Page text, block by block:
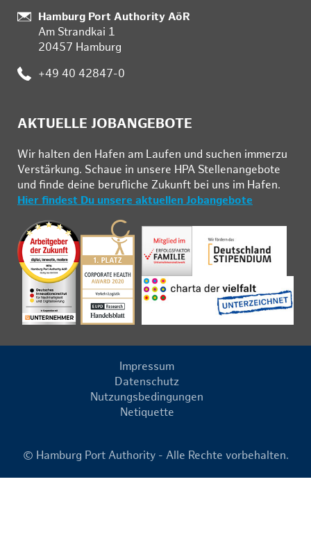
:
Hamburg Port Authority AöR
Am Strandkai 1
20457 Hamburg
: +49 40 42847-0
AKTUELLE JOBANGEBOTE
Wir hal­ten den Ha­fen am Lau­fen und su­chen im­mer­zu
Ver­stär­kung. Schau­e in un­se­re HPA Stel­len­an­ge­bo­te
und fin­de deine be­ruf­li­che Zu­kunft bei uns im Ha­fen.
Hier findest Du unsere aktuellen Jobangebote
Impressum
Datenschutz
Nutzungsbedingungen
Netiquette
© Hamburg Port Authority - Alle Rechte vorbehalten.